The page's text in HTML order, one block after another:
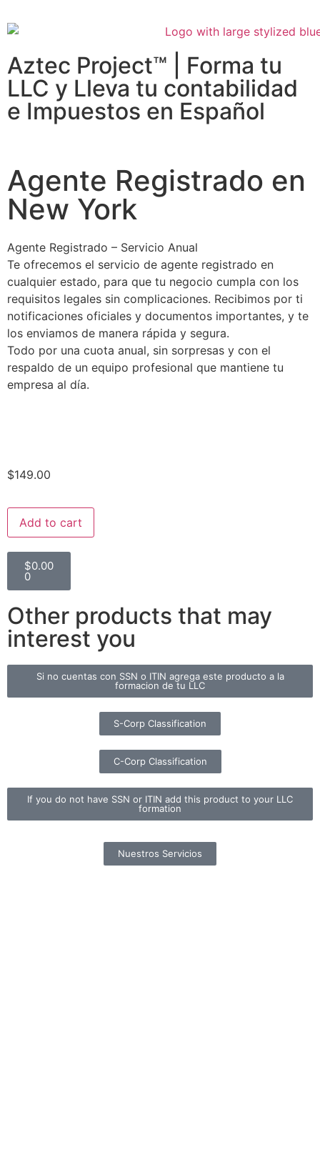
Aztec Project™ | Forma tu
LLC y Lleva tu contabilidad
e Impuestos en Español
Agente Registrado en
New York
Agente Registrado – Servicio Anual
Te ofrecemos el servicio de agente registrado en
cualquier estado, para que tu negocio cumpla con los
requisitos legales sin complicaciones. Recibimos por ti
notificaciones oficiales y documentos importantes, y te
los enviamos de manera rápida y segura.
Todo por una cuota anual, sin sorpresas y con el
respaldo de un equipo profesional que mantiene tu
empresa al día.
$149.00
Add to cart
$0.00
0
Other products that may
interest you
Si no cuentas con SSN o ITIN agrega este producto a la
formacion de tu LLC
S-Corp Classification
C-Corp Classification
If you do not have SSN or ITIN add this product to your LLC
formation
Nuestros Servicios